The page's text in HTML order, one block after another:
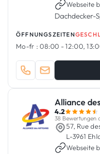
Webseite
Dachdecker-
ÖFFNUNGSZEITEN
Mo-fr : 08:00 - 12:00,
Alliance
4.2
38 Bewertungen
57, Rue
L-3961
Webseite